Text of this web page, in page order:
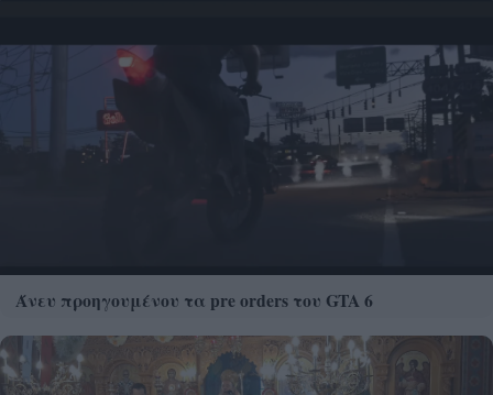
Άνευ προηγουμένου τα pre orders του GTA 6